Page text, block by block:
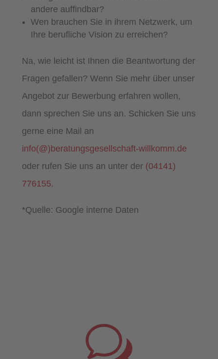
andere auffindbar?
Wen brauchen Sie in ihrem Netzwerk, um
Ihre berufliche Vision zu erreichen?
Na, wie leicht ist Ihnen die Beantwortung der
Fragen gefallen? Wenn Sie mehr über unser
Angebot zur Bewerbung erfahren wollen,
dann sprechen Sie uns an. Schicken Sie uns
gerne eine Mail an
info(@)beratungsgesellschaft-willkomm.de
oder rufen Sie uns an unter der (04141)
776155.
*Quelle: Google interne Daten
w